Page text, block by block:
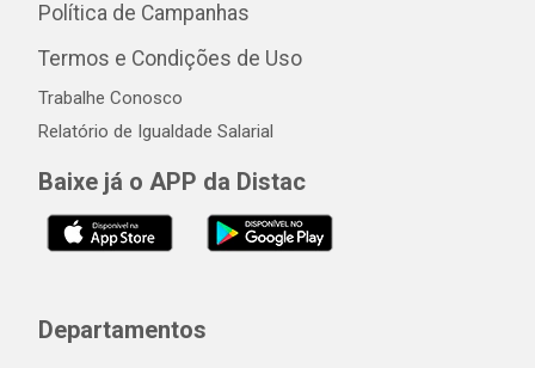
Política de Campanhas
Termos e Condições de Uso
Trabalhe Conosco
Relatório de Igualdade Salarial
Baixe já o APP da Distac
Departamentos